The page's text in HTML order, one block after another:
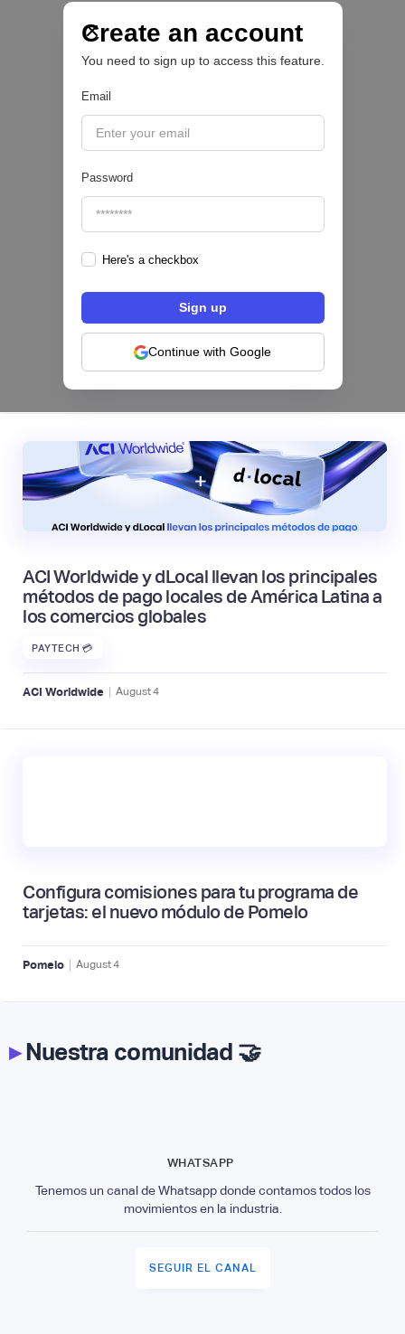
Create an account
You need to sign up to access this feature.
Email
Password
Here's a checkbox
Continue with Google
fraude, identidad e IA que marcarán el futuro
del sector financiero
Sofía Neira Gómez
Los bancos se están dividiendo en dos
categorías frente a la IA | Mambu
ACI Worldwide y dLocal llevan los principales
métodos de pago locales de América Latina a
los comercios globales
PAYTECH 💳
ACI Worldwide | August4
Configura comisiones para tu programa de
tarjetas: el nuevo módulo de Pomelo
Pomelo | August4
▸Nuestra comunidad 🤝
WHATSAPP
Tenemos un canal de Whatsapp donde contamos todos los
movimientos en la industria.
SEGUIR EL CANAL